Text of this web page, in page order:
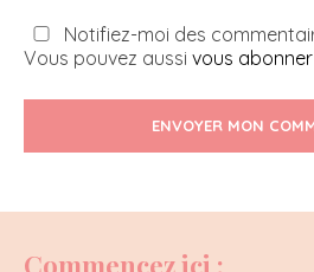
Notifiez-moi des
Vous pouvez aussi vous abonner
ENVOYER MON
Commencez ici :